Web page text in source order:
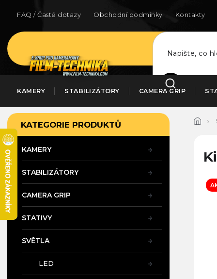
FAQ / Časté dotazy Obchodní podmínky Kontakty
HLEDAT
KAMERY STABILIZÁTORY CAMERA GRIP
P
o
s
t
r
a
n
n
í
p
Přeskočit
kategorie
KATEGORIE PRODUKTŮ
KAMERY
STABILIZÁTORY
CAMERA GRIP
STATIVY
SVĚTLA
LED